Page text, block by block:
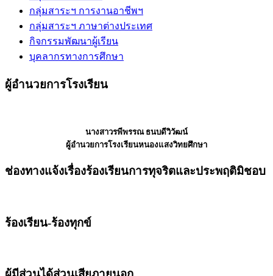
กลุ่มสาระฯ การงานอาชีพฯ
กลุ่มสาระฯ ภาษาต่างประเทศ
กิจกรรมพัฒนาผู้เรียน
บุคลากรทางการศึกษา
ผู้อำนวยการโรงเรียน
นางสาวรพีพรรณ ธนบดีวิวัฒน์
ผู้อำนวยการโรงเรียนหนองแสงวิทยศึกษา
ช่องทางแจ้งเรื่องร้องเรียนการทุจริตและประพฤติมิชอบ
ร้องเรียน-ร้องทุกข์